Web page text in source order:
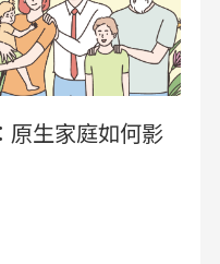
原生家庭如何影